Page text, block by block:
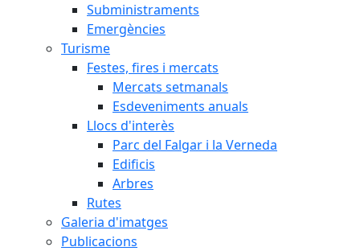
Subministraments
Emergències
Turisme
Festes, fires i mercats
Mercats setmanals
Esdeveniments anuals
Llocs d'interès
Parc del Falgar i la Verneda
Edificis
Arbres
Rutes
Galeria d'imatges
Publicacions